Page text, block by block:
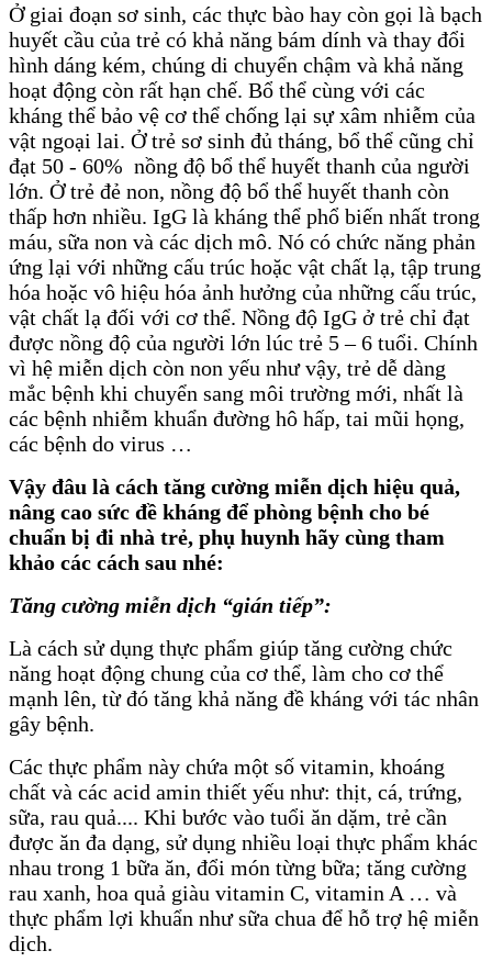
Ở giai đoạn sơ sinh, các thực bào hay còn gọi là bạch
huyết cầu của trẻ có khả năng bám dính và thay đổi
hình dáng kém, chúng di chuyển chậm và khả năng
hoạt động còn rất hạn chế. Bổ thể cùng với các
kháng thể bảo vệ cơ thể chống lại sự xâm nhiễm của
vật ngoại lai. Ở trẻ sơ sinh đủ tháng, bổ thể cũng chỉ
đạt 50 - 60% nồng độ bổ thể huyết thanh của người
lớn. Ở trẻ đẻ non, nồng độ bổ thể huyết thanh còn
thấp hơn nhiều. IgG là kháng thể phổ biến nhất trong
máu, sữa non và các dịch mô. Nó có chức năng phản
ứng lại với những cấu trúc hoặc vật chất lạ, tập trung
hóa hoặc vô hiệu hóa ảnh hưởng của những cấu trúc,
vật chất lạ đối với cơ thể. Nồng độ IgG ở trẻ chỉ đạt
được nồng độ của người lớn lúc trẻ 5 – 6 tuổi. Chính
vì hệ miễn dịch còn non yếu như vậy, trẻ dễ dàng
mắc bệnh khi chuyển sang môi trường mới, nhất là
các bệnh nhiễm khuẩn đường hô hấp, tai mũi họng,
các bệnh do virus …
Vậy đâu là cách tăng cường miễn dịch hiệu quả,
nâng cao sức đề kháng để phòng bệnh cho bé
chuẩn bị đi nhà trẻ, phụ huynh hãy cùng tham
khảo các cách sau nhé:
Tăng cường miễn dịch “gián tiếp”:
Là cách sử dụng thực phẩm giúp tăng cường chức
năng hoạt động chung của cơ thể, làm cho cơ thể
mạnh lên, từ đó tăng khả năng đề kháng với tác nhân
gây bệnh.
Các thực phẩm này chứa một số vitamin, khoáng
chất và các acid amin thiết yếu như: thịt, cá, trứng,
sữa, rau quả.... Khi bước vào tuổi ăn dặm, trẻ cần
được ăn đa dạng, sử dụng nhiều loại thực phẩm khác
nhau trong 1 bữa ăn, đổi món từng bữa; tăng cường
rau xanh, hoa quả giàu vitamin C, vitamin A … và
thực phẩm lợi khuẩn như sữa chua để hỗ trợ hệ miễn
dịch.